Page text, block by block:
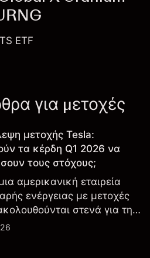
ETF
για μετοχές
μετοχής Tesla:
τα κέρδη Q1 2026 να
τους στόχους;
αμερικανική εταιρεία
ενέργειας με μετοχές
στενά για την
παραδόσεων και